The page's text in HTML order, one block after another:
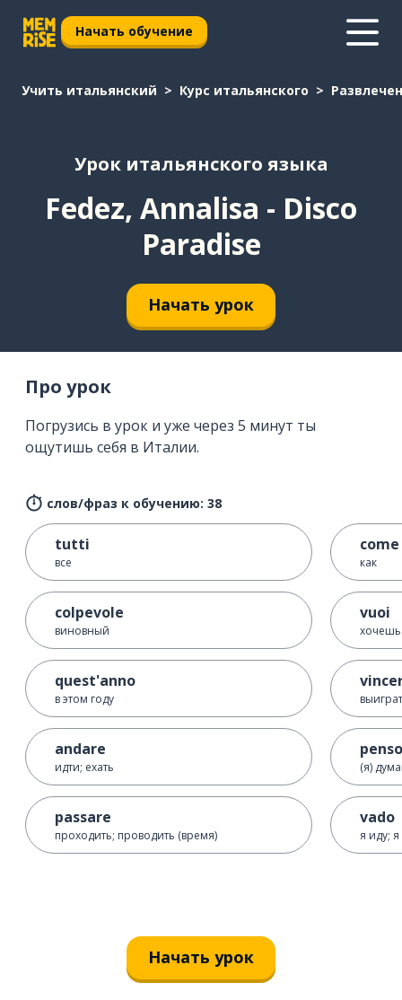
Начать обучение
Учить итальянский Курс итальянского
Урок итальянского языка
Fedez, Annalisa - Disco
Paradise
Начать урок
Про урок
Погрузись в урок и уже через 5 минут ты
ощутишь себя в Италии.
слов/фраз к обучению: 38
tutti
все
colpevole
виновный
quest'anno
в этом году
andare
идти; ехать
passare
проходить; проводить (время)
come
как
vuoi
хочешь
penso
(я)
vado
я иду; я
Начать урок